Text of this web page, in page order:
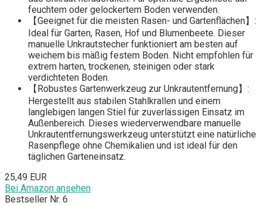
feuchtem oder gelockertem Boden verwenden.
【Geeignet für die meisten Rasen- und Gartenflächen】:
Ideal für Garten, Rasen, Hof und Blumenbeete. Dieser
manuelle Unkrautstecher funktioniert am besten auf
weichem bis mäßig festem Boden. Nicht empfohlen für
extrem harten, trockenen, steinigen oder stark
verdichteten Boden.
【Robustes Gartenwerkzeug zur Unkrautentfernung】:
Hergestellt aus stabilen Stahlkrallen und einem
langlebigen langen Stiel für zuverlässigen Einsatz im
Außenbereich. Dieses wiederverwendbare manuelle
Unkrautentfernungswerkzeug unterstützt eine natürliche
Rasenpflege ohne Chemikalien und ist ideal für den
täglichen Garteneinsatz.
25,49 EUR
Bei Amazon ansehen
Bestseller Nr. 6